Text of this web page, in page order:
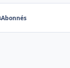
Abonnés